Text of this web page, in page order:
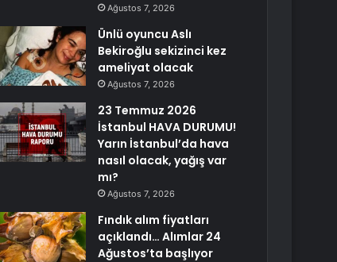
Ağustos 7, 2026
Ünlü oyuncu Aslı
Bekiroğlu sekizinci kez
ameliyat olacak
Ağustos 7, 2026
23 Temmuz 2026
İstanbul HAVA DURUMU!
Yarın İstanbul’da hava
nasıl olacak, yağış var
mı?
Ağustos 7, 2026
Fındık alım fiyatları
açıklandı… Alımlar 24
Ağustos’ta başlıyor